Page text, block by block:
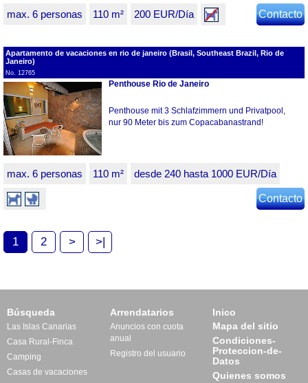
max. 6 personas 110 m² 200 EUR/Día Contacto
Apartamento de vacaciones en rio de janeiro (Brasil, Southeast Brazil, Rio de
Janeiro)
No. 12765
Penthouse Rio de Janeiro
Penthouse mit 3 Schlafzimmern und Privatpool,
nur 90 Meter bis zum Copacabanastrand!
max. 6 personas 110 m² desde 240 hasta 1000 EUR/Día
Contacto
1 2 > >|
Búsqueda
Las Islas Canarias
Casa Rural-Finca
Camping
Casas de vacaciones
Arrendatarios
Anuncios con cuota
anual
Registro del usuario
Inico
Mapa del sitio
Condiciones-
Proteccion-de-
Datos
Quienes somos